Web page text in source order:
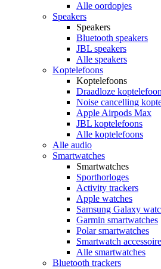
Alle oordopjes
Speakers
Speakers
Bluetooth speakers
JBL speakers
Alle speakers
Koptelefoons
Koptelefoons
Draadloze
Noise cancelling
Apple Airpods Max
JBL koptelefoons
Alle koptelefoons
Alle audio
Smartwatches
Smartwatches
Sporthorloges
Activity trackers
Apple watches
Samsung Galaxy
Garmin smartwatches
Polar smartwatches
Smartwatch
Alle smartwatches
Bluetooth trackers